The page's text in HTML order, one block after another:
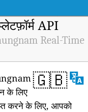
API
Real-Time
🇬🇧
के लिए
करने के लिए, आपको